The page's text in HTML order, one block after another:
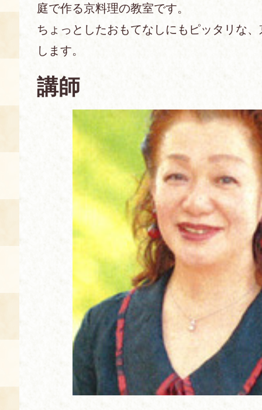
あじわい館とは
アクセス
FAQ
料理教室
募集中の教室
キャンセル・ご変更
食の海援隊・陸援隊 会員限定
展示室
展示室のご紹介
お土産コーナー
レンタル
備品リスト
空き状況・ご予約
使用料・お支払い方法
団体向け見学・体験
食の語り部の部屋
展示見学
講演会付き料理教室
庭で作る京料理の教室です。
ちょっとしたおもてなしにもピッタリな
します。
講師